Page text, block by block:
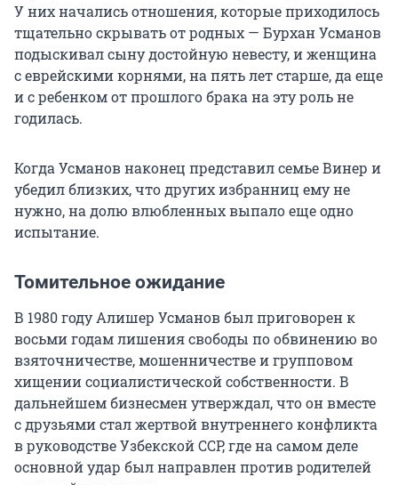
У них начались отношения, которые приходилось
тщательно скрывать от родных — Бурхан Усманов
подыскивал сыну достойную невесту, и женщина
с еврейскими корнями, на пять лет старше, да еще
и с ребенком от прошлого брака на эту роль не
годилась.
Когда Усманов наконец представил семье Винер и
убедил близких, что других избранниц ему не
нужно, на долю влюбленных выпало еще одно
испытание.
Томительное ожидание
В 1980 году Алишер Усманов был приговорен к
восьми годам лишения свободы по обвинению во
взяточничестве, мошенничестве и групповом
хищении социалистической собственности. В
дальнейшем бизнесмен утверждал, что он вместе
с друзьями стал жертвой внутреннего конфликта
в руководстве Узбекской ССР, где на самом деле
основной удар был направлен против родителей